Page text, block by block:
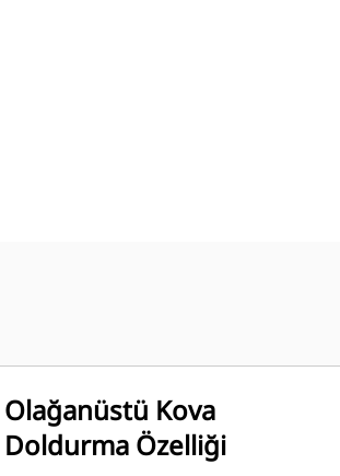
Olağanüstü Kova
Doldurma Özelliği